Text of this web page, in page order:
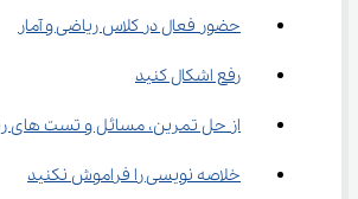
حضور فعال در کلاس ریاضی و آمار
رفع اشکال کنید
از حل تمرین، مسائل و تست های
خلاصه نویسی را فراموش نکنید